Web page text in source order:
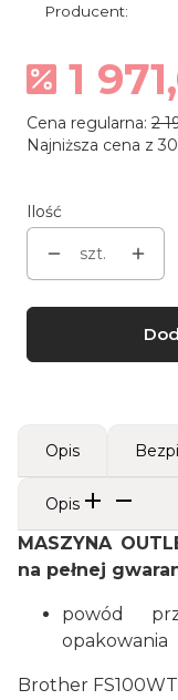
Producent:
1
Cena regularna: 2
Najniższa cena z
Ilość
szt.
Opis
Opis
MASZYNA
na pełnej
powód
opakowania
Brother